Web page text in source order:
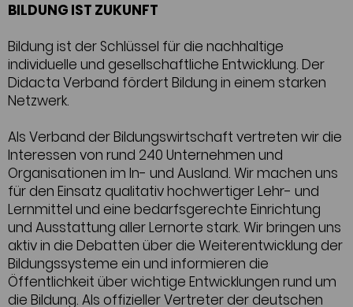
BILDUNG IST ZUKUNFT
Bildung ist der Schlüssel für die nachhaltige
individuelle und gesellschaftliche Entwicklung. Der
Didacta Verband fördert Bildung in einem starken
Netzwerk.
Als Verband der Bildungswirtschaft vertreten wir die
Interessen von rund 240 Unternehmen und
Organisationen im In- und Ausland. Wir machen uns
für den Einsatz qualitativ hochwertiger Lehr- und
Lernmittel und eine bedarfsgerechte Einrichtung
und Ausstattung aller Lernorte stark. Wir bringen uns
aktiv in die Debatten über die Weiterentwicklung der
Bildungssysteme ein und informieren die
Öffentlichkeit über wichtige Entwicklungen rund um
die Bildung. Als offizieller Vertreter der deutschen